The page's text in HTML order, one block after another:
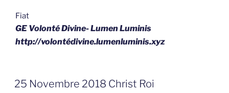
​Fiat
GE Volonté Divine- Lumen Luminis
http://volontédivine.lumenluminis.xyz
GEPLAATST
OP
25 Novembre 2018 Christ Roi